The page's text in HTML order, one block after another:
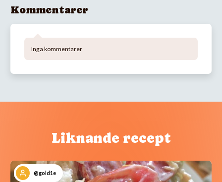
Kommentarer
Inga kommentarer
Liknande recept
@gold1e